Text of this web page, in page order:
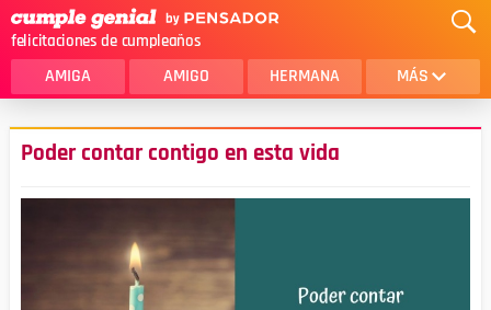
felicitaciones de cumpleaños
AMIGA AMIGO HERMANA MÁS
MAMA
AMOR
HERMANO
Poder contar contigo en esta vida